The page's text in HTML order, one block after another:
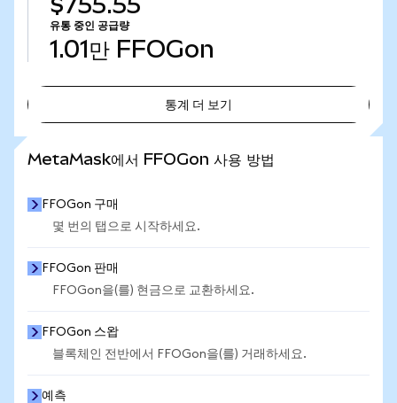
유통 중인 공급량
1.01만 FFOGon
통계 더 보기
MetaMask에서 FFOGon 사용 방법
FFOGon 구매
몇 번의 탭으로 시작하세요.
FFOGon 판매
FFOGon을(를) 현금으로 교환하세요.
FFOGon 스왑
블록체인 전반에서 FFOGon을(를) 거래하세요.
예측